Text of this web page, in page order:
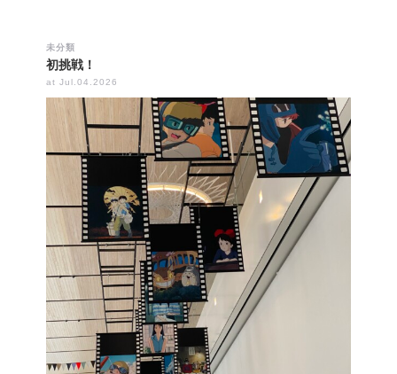
未分類
初挑戦！
at Jul.04.2026